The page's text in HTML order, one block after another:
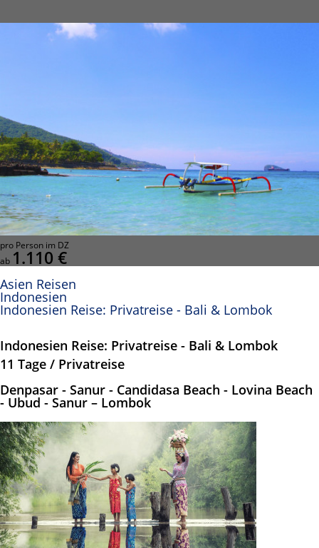
pro Person im DZ
ab 1.110 €
Asien Reisen
Indonesien
Indonesien Reise: Privatreise - Bali & Lombok
Indonesien Reise: Privatreise - Bali & Lombok
11 Tage / Privatreise
Denpasar - Sanur - Candidasa Beach - Lovina Beach
- Ubud - Sanur – Lombok